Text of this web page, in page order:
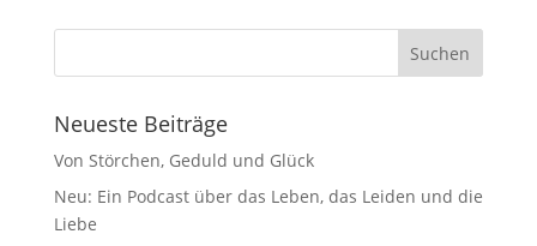
Neueste Beiträge
Von Störchen, Geduld und Glück
Neu: Ein Podcast über das Leben, das Leiden und die
Liebe